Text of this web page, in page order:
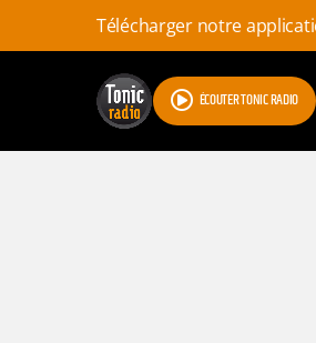
Télécharger notre
ÉCOUTER TONIC RADIO